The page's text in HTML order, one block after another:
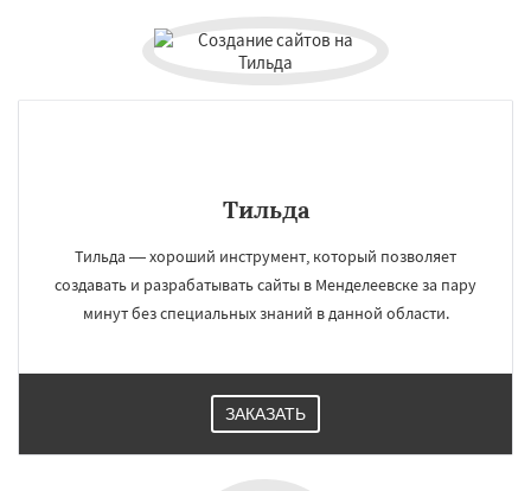
Тильда
Тильда — хороший инструмент, который позволяет
создавать и разрабатывать сайты в Менделеевске за пару
минут без специальных знаний в данной области.
ЗАКАЗАТЬ